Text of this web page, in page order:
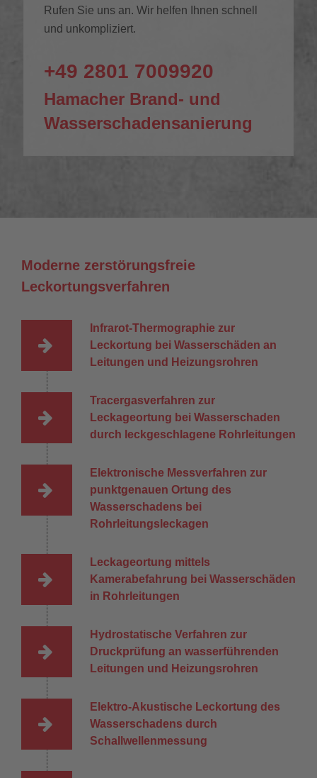
Rufen Sie uns an. Wir helfen Ihnen schnell
und unkompliziert.
+49 2801 7009920
Hamacher Brand- und
Wasserschadensanierung
Moderne zerstörungsfreie
Leckortungsverfahren
Infrarot-Thermographie zur
Leckortung bei Wasserschäden an
Leitungen und Heizungsrohren
Tracergasverfahren zur
Leckageortung bei Wasserschaden
durch leckgeschlagene Rohrleitungen
Elektronische Messverfahren zur
punktgenauen Ortung des
Wasserschadens bei
Rohrleitungsleckagen
Leckageortung mittels
Kamerabefahrung bei Wasserschäden
in Rohrleitungen
Hydrostatische Verfahren zur
Druckprüfung an wasserführenden
Leitungen und Heizungsrohren
Elektro-Akustische Leckortung des
Wasserschadens durch
Schallwellenmessung